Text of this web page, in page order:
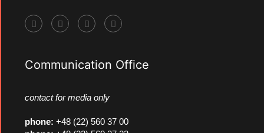
Communication Office
contact for media only
phone: +48 (22) 560 37 00